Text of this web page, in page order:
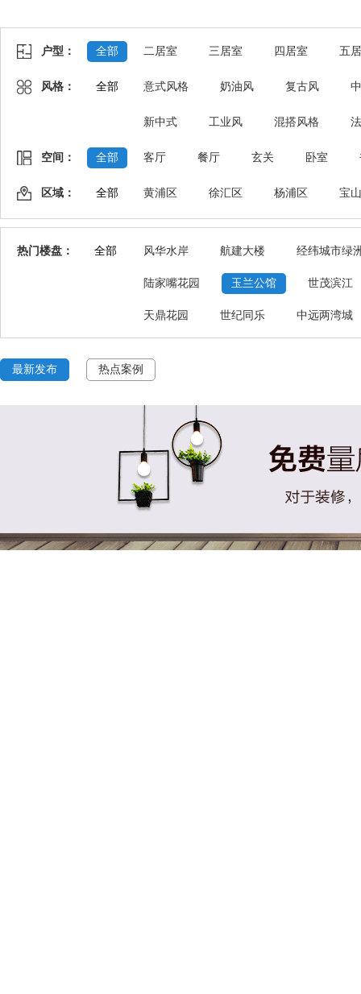
户型： 全部 二居室 三居室 四居室 五
风格： 全部 意式风格 奶油风 复古风
新中式 工业风 混搭风格
空间： 全部 客厅 餐厅 玄关 卧室
区域： 全部 黄浦区 徐汇区 杨浦区 宝
热门楼盘： 全部 风华水岸 航建大楼 经纬城市绿
陆家嘴花园 玉兰公馆 世茂滨江
天鼎花园 世纪同乐 中远两湾城
最新发布 热点案例